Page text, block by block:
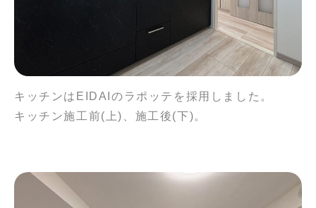
キッチンはEIDAIのラポッテを採用しました。
キッチン施工前(上)、施工後(下)。